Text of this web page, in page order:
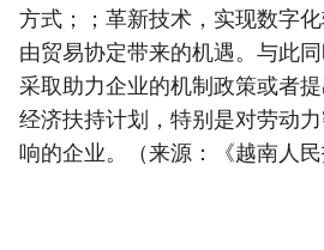
方式；；革新技术，实现数字
由贸易协定带来的机遇。与此
采取助力企业的机制政策或者
经济扶持计划，特别是对劳动
响的企业。（来源：《越南人民